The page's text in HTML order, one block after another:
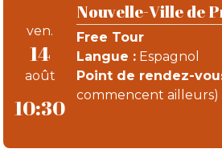
ven.
14
août
10:30
Nouvelle-Ville de
Free Tour
Langue : Espagnol
Point de rendez-
commencent ailleurs)